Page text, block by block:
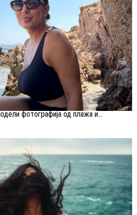
фотографија од плажа и...